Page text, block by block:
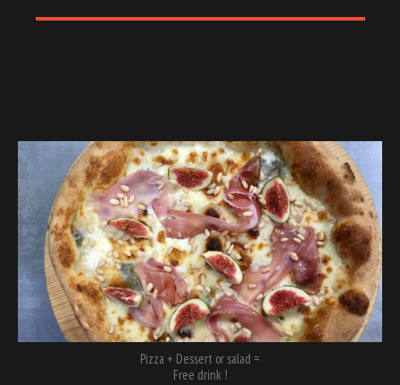
Pizza + Dessert or salad =
Free drink !